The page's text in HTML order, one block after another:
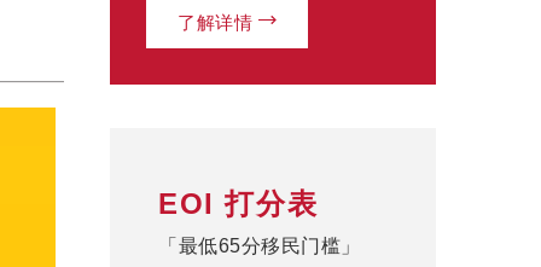
了解详情
EOI 打分表
「最低65分移民门槛」